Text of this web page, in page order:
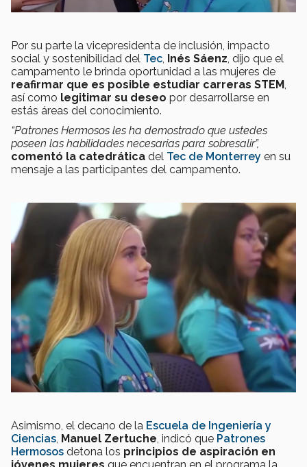
Por su parte la vicepresidenta de inclusión, impacto
social y sostenibilidad del Tec, Inés Sáenz, dijo que el
campamento le brinda oportunidad a las mujeres de
reafirmar que es posible estudiar carreras STEM,
así como legitimar su deseo por desarrollarse en
estás áreas del conocimiento.
“Patrones Hermosos les ha demostrado que ustedes
poseen las habilidades necesarias para sobresalir”,
comentó la catedrática del Tec de Monterrey en su
mensaje a las participantes del campamento.
Asimismo, el decano de la Escuela de Ingeniería y
Ciencias, Manuel Zertuche, indicó que Patrones
Hermosos detona los principios de aspiración en